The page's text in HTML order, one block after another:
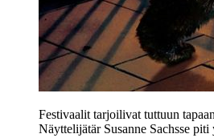
Festivaalit tarjoilivat tuttuun
Näyttelijätär Susanne Sachsse piti